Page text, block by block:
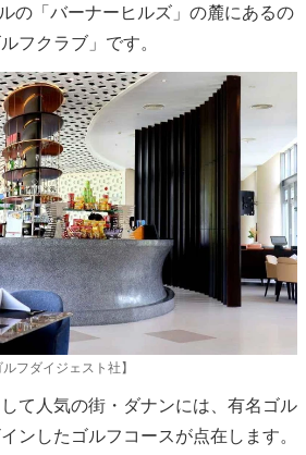
の「バーナーヒルズ」の麓にあるの
フクラブ」です。
フダイジェスト社】
て人気の街・ダナンには、有名ゴル
ンしたゴルフコースが点在します。